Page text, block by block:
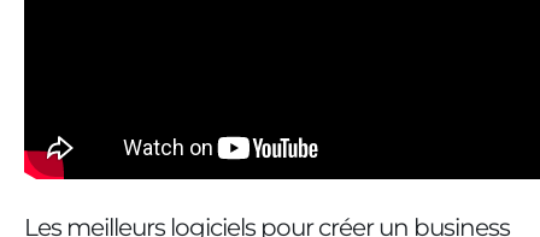
Les meilleurs logiciels pour créer un business